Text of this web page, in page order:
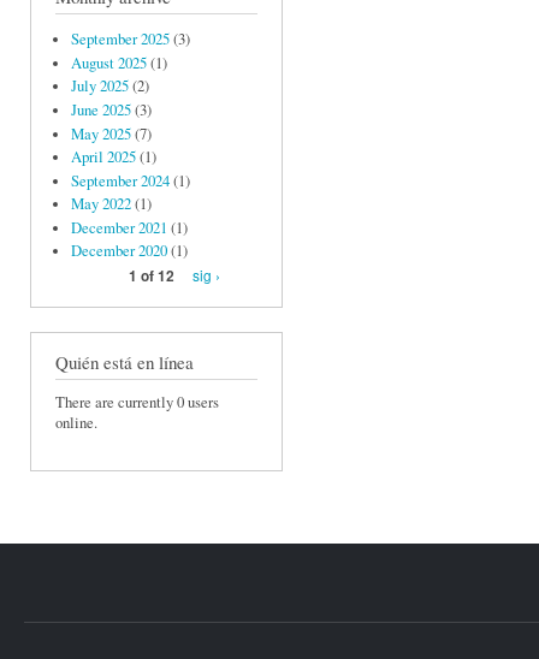
September 2025(3)
August 2025(1)
July 2025(2)
June 2025(3)
May 2025(7)
April 2025(1)
September 2024(1)
May 2022(1)
December 2021 (1)
December 2020(1)
1 of 12
sig ›
Quién está en línea
There are currently 0 users
online.